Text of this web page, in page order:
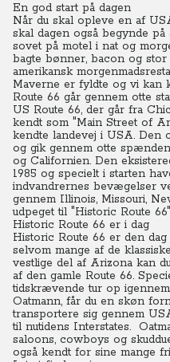
En god start på dagen
Når du skal opleve en af
skal dagen også begynde
sovet på motel i nat og
bagte bønner, bacon og
amerikansk
Maverne er fyldte og vi kan
Route 66 går gennem otte
US Route 66, der går fra
kendt som "Main Street of
kendte landevej i USA. Den
og gik gennem otte
og Californien. Den
1985 og specielt i starten
indvandrernes bevægelser
gennem Illinois, Missouri,
udpeget til "Historic Route
Historic Route 66 er i dag
Historic Route 66 er den
selvom mange af de
vestlige del af Arizona kan
af den gamle Route 66.
tidskrævende tur op
Oatmann, får du en skøn
transportere sig gennem
til nutidens Interstates.
saloons, cowboys og
også kendt for sine mange